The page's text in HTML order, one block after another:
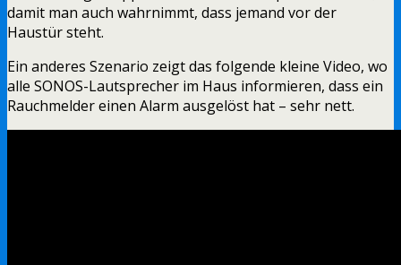
damit man auch wahrnimmt, dass jemand vor der
Haustür steht.
Ein anderes Szenario zeigt das folgende kleine Video, wo
alle SONOS-Lautsprecher im Haus informieren, dass ein
Rauchmelder einen Alarm ausgelöst hat – sehr nett.